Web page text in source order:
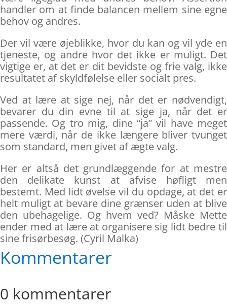
handler om at finde balancen mellem sine egne
behov og andres.
Der vil være øjeblikke, hvor du kan og vil yde en
tjeneste, og andre hvor det ikke er muligt. Det
vigtige er, at det er dit bevidste og frie valg, ikke
resultatet af skyldfølelse eller socialt pres.
Ved at lære at sige nej, når det er nødvendigt,
bevarer du din evne til at sige ja, når det er
passende. Og tro mig, dine “ja” vil have meget
mere værdi, når de ikke længere bliver tvunget
som standard, men givet af ægte valg.
Her er altså det grundlæggende for at mestre
den delikate kunst at afvise høfligt men
bestemt. Med lidt øvelse vil du opdage, at det er
helt muligt at bevare dine grænser uden at blive
den ubehagelige. Og hvem ved? Måske Mette
ender med at lære at organisere sig lidt bedre til
sine frisørbesøg. (Cyril Malka)
Kommentarer
0 kommentarer